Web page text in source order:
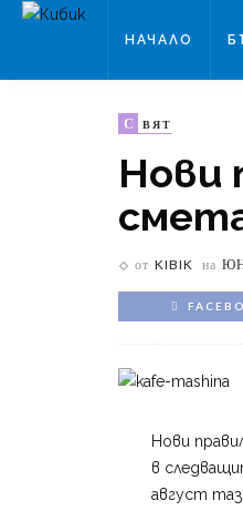
НАЧАЛО
С ВЯТ
Нови
от KIBIK на
Нови
в
август